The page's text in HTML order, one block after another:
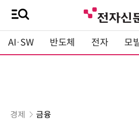
AI·SW 반도체 전자 모
경제 금융